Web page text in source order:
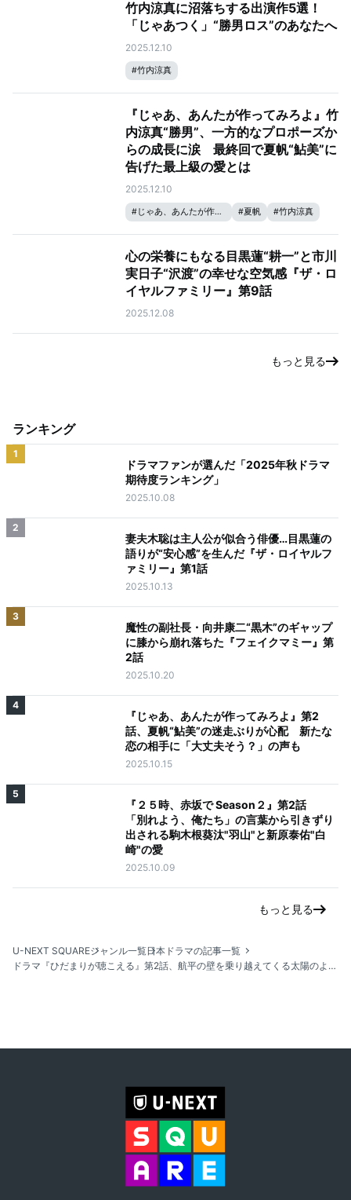
竹内涼真に沼落ちする出演作5選！
「じゃあつく」“勝男ロス”のあなたへ
2025.12.10
#竹内涼真
『じゃあ、あんたが作ってみろよ』竹
内涼真“勝男”、一方的なプロポーズか
らの成長に涙 最終回で夏帆“鮎美”に
告げた最上級の愛とは
2025.12.10
#じゃあ、あんたが作ってみろよ #夏帆 #竹内涼真
心の栄養にもなる目黒蓮“耕一”と市川
実日子“沢渡”の幸せな空気感『ザ・ロ
イヤルファミリー』第9話
2025.12.08
もっと見る
ランキング
1
ドラマファンが選んだ「2025年秋ドラマ
期待度ランキング」
2025.10.08
2
妻夫木聡は主人公が似合う俳優…目黒蓮の
語りが“安心感”を生んだ『ザ・ロイヤルフ
ァミリー』第1話
2025.10.13
3
魔性の副社長・向井康二“黒木”のギャップ
に膝から崩れ落ちた『フェイクマミー』第
2話
2025.10.20
4
『じゃあ、あんたが作ってみろよ』第2
話、夏帆“鮎美”の迷走ぶりが心配 新たな
恋の相手に「大丈夫そう？」の声も
2025.10.15
5
『２５時、赤坂で Season２』第2話
「別れよう、俺たち」の言葉から引きずり
出される駒木根葵汰"羽山"と新原泰佑"白
崎"の愛
2025.10.09
もっと見る
U-NEXT SQUAREジャンル一覧日本ドラマの記事一覧
ドラマ『ひだまりが聴こえる』第2話、航平の壁を乗り越えてくる太陽のような太一